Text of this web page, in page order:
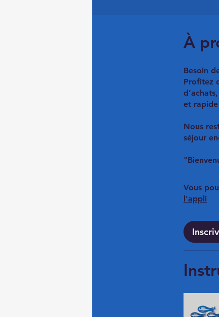
À
Besoin
Profitez
et
Nous
séjour
Vous
l'appli